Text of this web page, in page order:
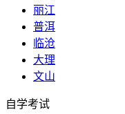
丽江
普洱
临沧
大理
文山
自学考试